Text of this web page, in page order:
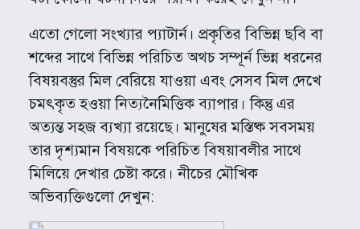
এতো গেলো সংখ্যার প্যাটার্ন। প্রকৃতির বিভিন্ন ছবি বা
শব্দের সাথে বিভিন্ন পরিচিত অথচ সম্পূর্ন ভিন্ন ধরনের
বিষয়বস্তুর মিল বেরিয়ে যাওয়া এবং সেসব মিল দেখে
চমৎকৃত হওয়া নিত্যনৈমিত্তিক ব্যাপার। কিন্তু এর
অত্যন্ত সহজ ব্যখ্যা রয়েছে। মানুষের মস্তিষ্ক সবসময়
তার দৃশ্যমান বিষয়কে পরিচিত বিষয়াবলীর সাথে
মিলিয়ে দেখার চেষ্টা করে। নীচের মৌখিক
অভিব্যক্তিগুলো দেখুন: